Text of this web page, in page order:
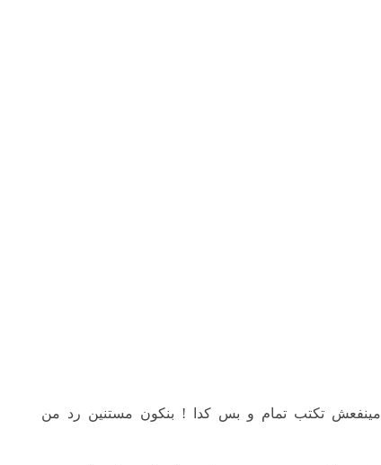
مينفعش تكتب تمام و بس كدا ! بنكون مستنين رد من